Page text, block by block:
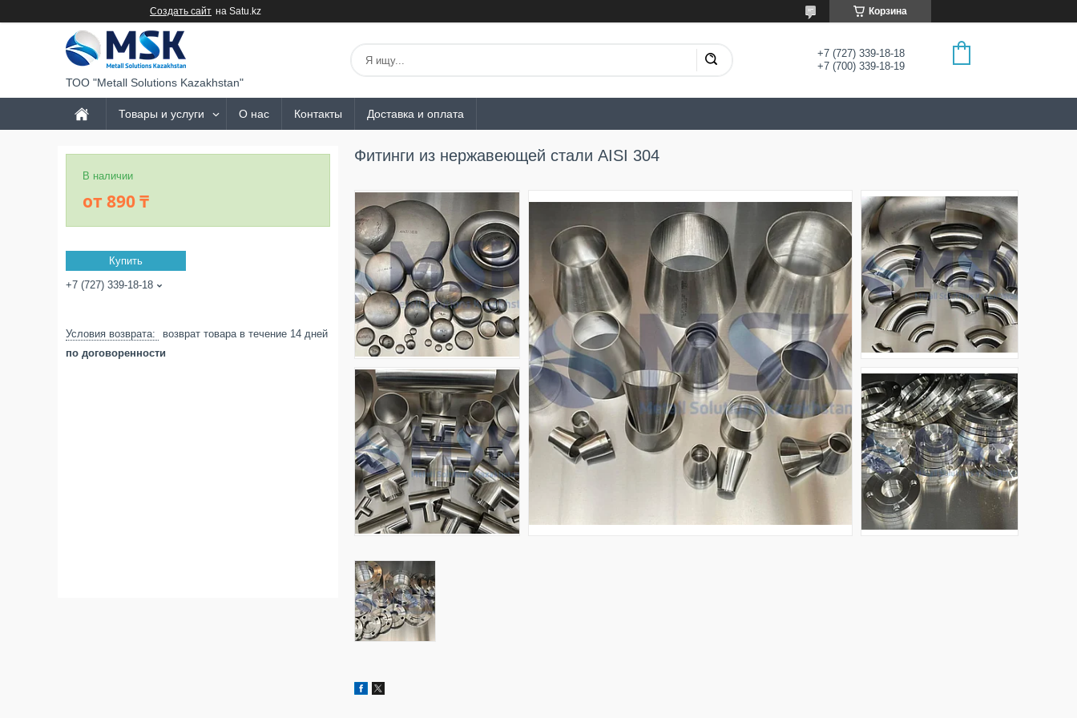
Создать сайт на Satu.kz Корзина
ТОО "Metall Solutions Kazakhstan"
+7 (727) 339-18-18
+7 (700) 339-18-19
Товары и услуги О нас Контакты Доставка и оплата
Фитинги из нержавеющей стали AISI 304
В наличии
от 890 ₸
Купить
+7 (727) 339-18-18
возврат товара в течение 14 дней
по договоренности